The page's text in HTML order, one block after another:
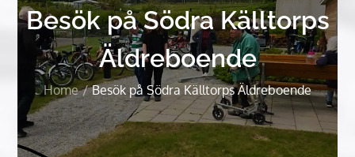
Besök på Södra Källtorps
Äldreboende
Home Besök på Södra Källtorps Äldreboende